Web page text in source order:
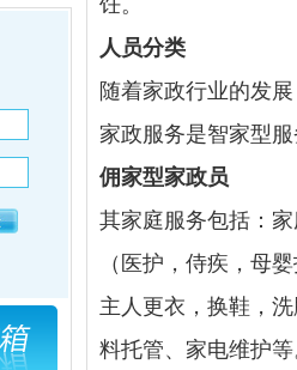
饪。
人员分类
随着家政行业的发
家政服务是智家型
佣家型家政员
其家庭服务包括：
（医护，侍疾， 母
主人更衣，换鞋，
料托管、家电维护